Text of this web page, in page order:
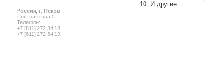
Россия, г. Псков
Снятная гора 2
Телефон:
+7 [811] 272 34 18
+7 [811] 272 34 19
И другие ...